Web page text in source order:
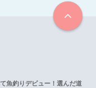
魚釣りデビュー！選んだ道